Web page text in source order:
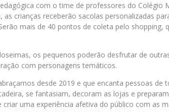
com o time de professores do Colégio
as crianças receberão sacolas personalizadas
mais de 40 pontos de coleta pelo shopping,
os pequenos poderão desfrutar de
com personagens temáticos.
desde 2019 e que encanta pessoas de
se fantasiam, decoram as lojas e
criar uma experiência afetiva do público com as